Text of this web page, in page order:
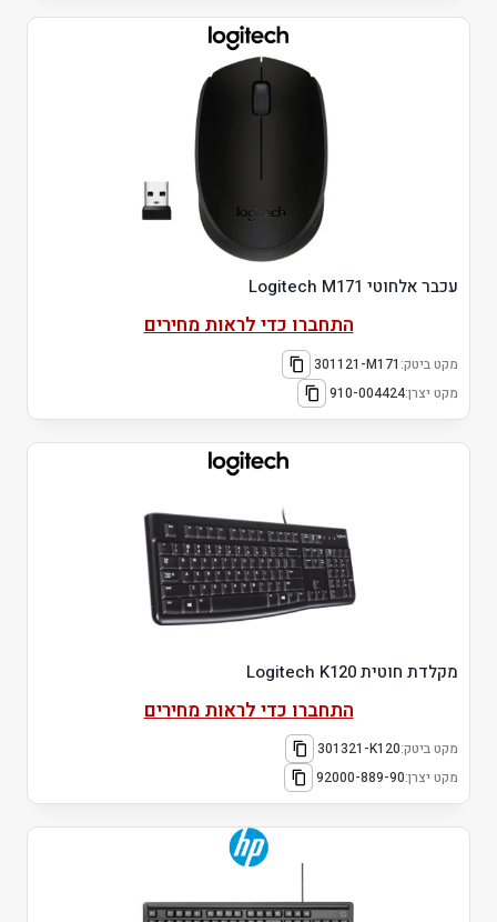
עכבר אלחוטי Logitech M171
התחברו כדי לראות מחירים
מקט ביטק: 301121-M171
מקט יצרן:910-004424
מקלדת חוטית Logitech K120
התחברו כדי לראות מחירים
מקט ביטק:301321-K120
מקט יצרן:92000-889-90